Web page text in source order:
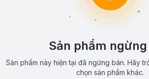
Sản phẩm ngừng
Sản phẩm này hiện tại đã ngừng bán. Hãy
chọn sản phẩm khác.